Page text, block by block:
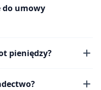
umowy
pieniędzy?